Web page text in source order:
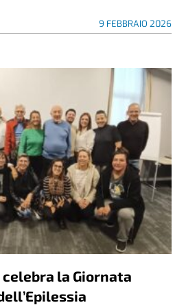
9 FEBBRAIO 2026
la Giornata